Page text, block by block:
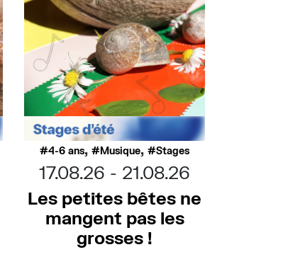
4-6 ans, Musique, Stages
17.08.26
21.08.26
Les petites bêtes ne
mangent pas les
grosses !